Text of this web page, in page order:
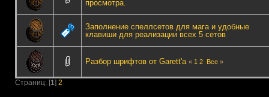
просмотра.
Заполнение спеллсетов для мага и удобные
клавиши для реализации всех 5 сетов
Разбор шрифтов от Garett'a « 1 2 Все»
Страниц: [1] 2